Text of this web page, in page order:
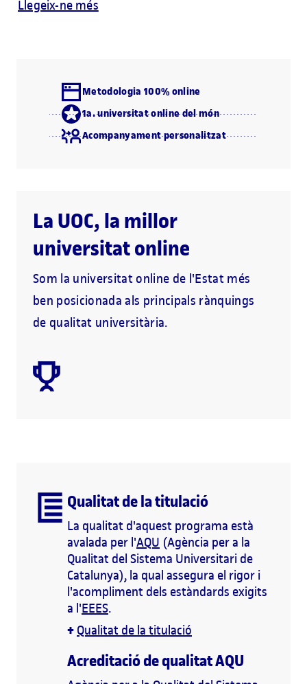
Llegeix-ne més
Metodologia 100% online
1a. universitat online del món
Acompanyament personalitzat
La UOC, la millor
universitat online
Som la universitat online de l'Estat més
ben posicionada als principals rànquings
de qualitat universitària.
Qualitat de la titulació
La qualitat d'aquest programa està
avalada per l'AQU (Agència per a la
Qualitat del Sistema Universitari de
Catalunya), la qual assegura el rigor i
l'acompliment dels estàndards exigits
a l'EEES.
+ Qualitat de la titulació
Acreditació de qualitat AQU